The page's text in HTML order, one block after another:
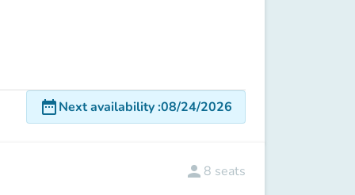
date_rangeNext availability:08/24/2026
person 8 seats